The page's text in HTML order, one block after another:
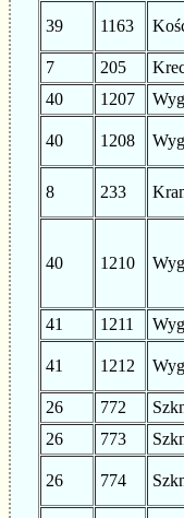
39 1163
7 205
40
1207
40 1208
8 233
40 1210
41 1211
41 1212
26 772
26
773
26 774